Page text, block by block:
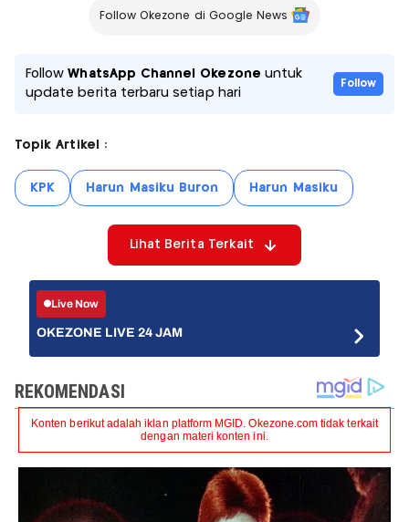
Follow Okezone di Google News
FollowWhatsApp Channel Okezone untuk
update berita terbaru setiap hari
Follow
Topik Artikel :
KPK Harun Masiku Buron Harun Masiku
Lihat Berita Terkait
Live Now
OKEZONE LIVE 24 JAM